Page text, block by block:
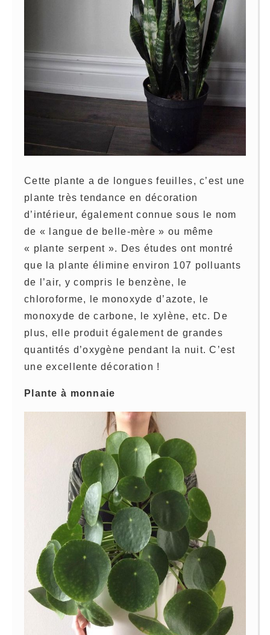
Cette plante a de longues feuilles, c’est une
plante très tendance en décoration
d’intérieur, également connue sous le nom
de « langue de belle-mère » ou même
« plante serpent ». Des études ont montré
que la plante élimine environ 107 polluants
de l’air, y compris le benzène, le
chloroforme, le monoxyde d’azote, le
monoxyde de carbone, le xylène, etc. De
plus, elle produit également de grandes
quantités d’oxygène pendant la nuit. C’est
une excellente décoration !
Plante à monnaie